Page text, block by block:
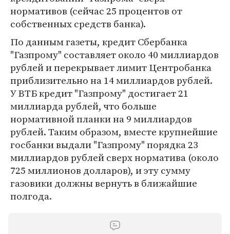
нормативов (сейчас 25 процентов от
собственных средств банка).
По данным газеты, кредит Сбербанка
"Газпрому" составляет около 40 миллиардов
рублей и перекрывает лимит Центробанка
приблизительно на 14 миллиардов рублей.
У ВТБ кредит "Газпрому" достигает 21
миллиарда рублей, что больше
нормативной планки на 9 миллиардов
рублей. Таким образом, вместе крупнейшие
госбанки выдали "Газпрому" порядка 23
миллиардов рублей сверх норматива (около
725 миллионов долларов), и эту сумму
газовики должны вернуть в ближайшие
полгода.